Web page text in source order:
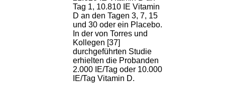
Tag 1, 10.810 IE Vitamin
D an den Tagen 3, 7, 15
und 30 oder ein Placebo.
In der von Torres und
Kollegen [37]
durchgeführten Studie
erhielten die Probanden
2.000 IE/Tag oder 10.000
IE/Tag Vitamin D.